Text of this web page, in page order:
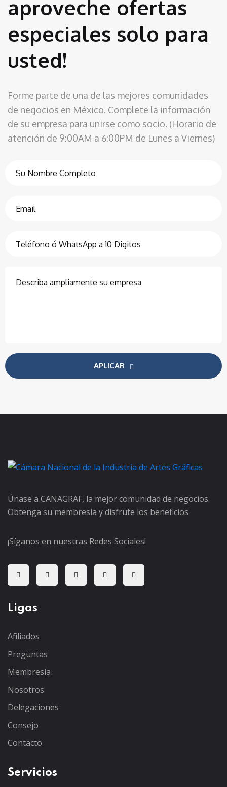
aproveche ofertas
especiales solo para
usted!
Forme parte de una de las mejores comunidades
de negocios en México. Complete la información
de su empresa para unirse como socio. (Horario de
atención de 9:00AM a 6:00PM de Lunes a Viernes)
APLICAR
Únase a CANAGRAF, la mejor comunidad de negocios.
Obtenga su membresía y disfrute los beneficios
¡Síganos en nuestras Redes Sociales!
Ligas
Afiliados
Preguntas
Membresía
Nosotros
Delegaciones
Consejo
Contacto
Servicios